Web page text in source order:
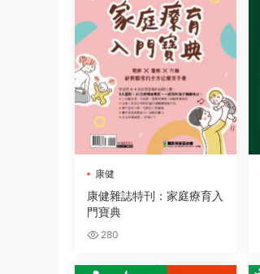
康健
康健雜誌特刊：家庭療育入
門寶典
280